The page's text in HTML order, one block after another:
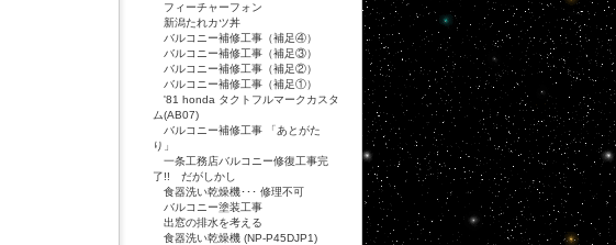
フィーチャーフォン
新潟たれカツ丼
バルコニー補修工事（補足④）
バルコニー補修工事（補足③）
バルコニー補修工事（補足②）
バルコニー補修工事（補足①）
'81 honda タクトフルマークカスタ
ム(AB07)
バルコニー補修工事 「あとがた
り」
一条工務店バルコニー修復工事完
了!! だがしかし
食器洗い乾燥機･･･ 修理不可
バルコニー塗装工事
出窓の排水を考える
食器洗い乾燥機 (NP-P45DJP1)